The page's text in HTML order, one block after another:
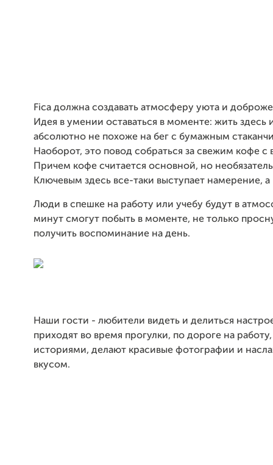
Fica должна создавать атмосферу уюта и
Идея в умении оставаться в моменте: жить здесь
абсолютно не похоже на бег с бумажным
Наоборот, это повод собраться за свежим кофе с
Причем кофе считается основной, но
Ключевым здесь все-таки выступает намерение, а
Люди в спешке на работу или учебу будут в
минут смогут побыть в моменте, не только
получить воспоминание на день.
Наши гости - любители видеть и делиться
приходят во время прогулки, по дороге на работу,
историями, делают красивые фотографии и
вкусом.